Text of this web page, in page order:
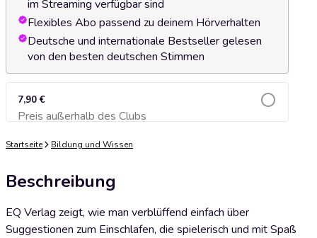
im Streaming verfügbar sind
Flexibles Abo passend zu deinem Hörverhalten
Deutsche und internationale Bestseller gelesen
von den besten deutschen Stimmen
7,90 €
Preis außerhalb des ClubsZum Warenkorb hinzufügen
Startseite Bildung und Wissen
Beschreibung
EQ Verlag zeigt, wie man verblüffend einfach über
Suggestionen zum Einschlafen, die spielerisch und mit Spaß